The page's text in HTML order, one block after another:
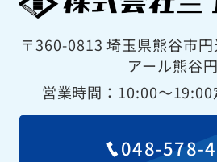
〒360-0813 埼玉県熊谷市
アール熊谷
営業時間：10:00〜19:00
048-578-